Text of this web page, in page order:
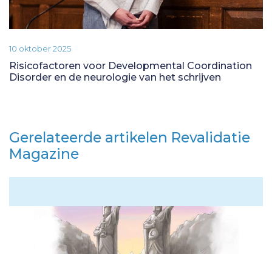
10 oktober 2025
Risicofactoren voor Developmental Coordination
Disorder en de neurologie van het schrijven
Gerelateerde artikelen Revalidatie
Magazine